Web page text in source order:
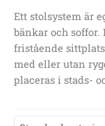
Ett stolsystem är
bänkar och soffor.
fristående
med eller utan
placeras i stads-